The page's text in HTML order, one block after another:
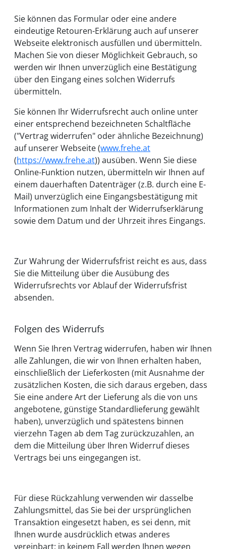
Sie können das Formular oder eine andere
eindeutige Retouren-Erklärung auch auf unserer
Webseite elektronisch ausfüllen und übermitteln.
Machen Sie von dieser Möglichkeit Gebrauch, so
werden wir Ihnen unverzüglich eine Bestätigung
über den Eingang eines solchen Widerrufs
übermitteln.
Sie können Ihr Widerrufsrecht auch online unter
einer entsprechend bezeichneten Schaltfläche
("Vertrag widerrufen" oder ähnliche Bezeichnung)
auf unserer Webseite (www.frehe.at
(https://www.frehe.at)) ausüben. Wenn Sie diese
Online-Funktion nutzen, übermitteln wir Ihnen auf
einem dauerhaften Datenträger (z.B. durch eine E-
Mail) unverzüglich eine Eingangsbestätigung mit
Informationen zum Inhalt der Widerrufserklärung
sowie dem Datum und der Uhrzeit ihres Eingangs.
Zur Wahrung der Widerrufsfrist reicht es aus, dass
Sie die Mitteilung über die Ausübung des
Widerrufsrechts vor Ablauf der Widerrufsfrist
absenden.
Folgen des Widerrufs
Wenn Sie Ihren Vertrag widerrufen, haben wir Ihnen
alle Zahlungen, die wir von Ihnen erhalten haben,
einschließlich der Lieferkosten (mit Ausnahme der
zusätzlichen Kosten, die sich daraus ergeben, dass
Sie eine andere Art der Lieferung als die von uns
angebotene, günstige Standardlieferung gewählt
haben), unverzüglich und spätestens binnen
vierzehn Tagen ab dem Tag zurückzuzahlen, an
dem die Mitteilung über Ihren Widerruf dieses
Vertrags bei uns eingegangen ist.
Für diese Rückzahlung verwenden wir dasselbe
Zahlungsmittel, das Sie bei der ursprünglichen
Transaktion eingesetzt haben, es sei denn, mit
Ihnen wurde ausdrücklich etwas anderes
vereinbart; in keinem Fall werden Ihnen wegen